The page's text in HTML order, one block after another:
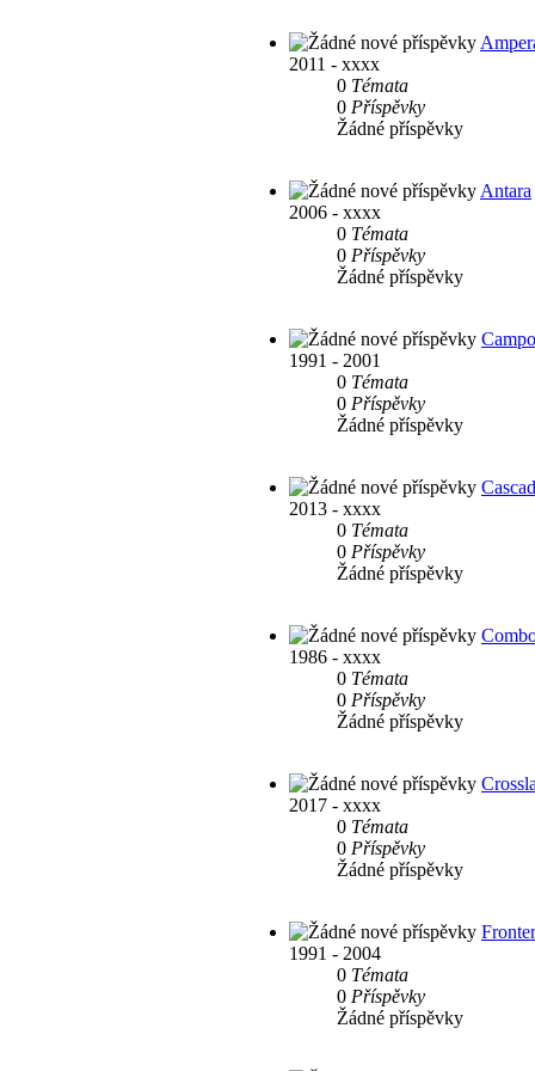
2011 - xxxx
0 Témata
0 Příspěvky
Žádné příspěvky
Antara
2006 - xxxx
0 Témata
0 Příspěvky
Žádné příspěvky
Campo
1991 - 2001
0 Témata
0 Příspěvky
Žádné příspěvky
2013 - xxxx
0 Témata
0 Příspěvky
Žádné příspěvky
1986 - xxxx
0 Témata
0 Příspěvky
Žádné příspěvky
2017 - xxxx
0 Témata
0 Příspěvky
Žádné příspěvky
1991 - 2004
0 Témata
0 Příspěvky
Žádné příspěvky